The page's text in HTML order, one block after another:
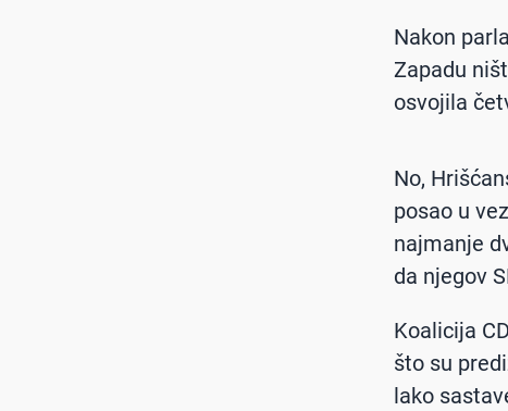
Nakon
Zapadu
osvojila
No,
posao u
najmanje
da njegov
Koalicija
što su
lako